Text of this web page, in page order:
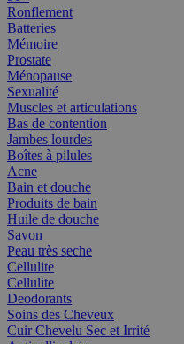
Ronflement
Batteries
Mémoire
Prostate
Ménopause
Sexualité
Muscles et articulations
Bas de contention
Jambes lourdes
Boîtes à pilules
Acne
Bain et douche
Produits de bain
Huile de douche
Savon
Peau très seche
Cellulite
Cellulite
Deodorants
Soins des Cheveux
Cuir Chevelu Sec et Irrité